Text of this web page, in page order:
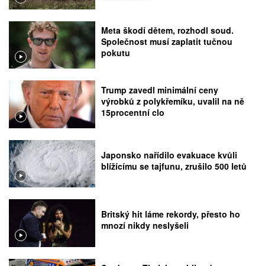
Meta škodí dětem, rozhodl soud.
Společnost musí zaplatit tučnou
pokutu
Trump zavedl minimální ceny
výrobků z polykřemíku, uvalil na ně
15procentní clo
Japonsko nařídilo evakuace kvůli
blížícímu se tajfunu, zrušilo 500 letů
Britský hit láme rekordy, přesto ho
mnozí nikdy neslyšeli